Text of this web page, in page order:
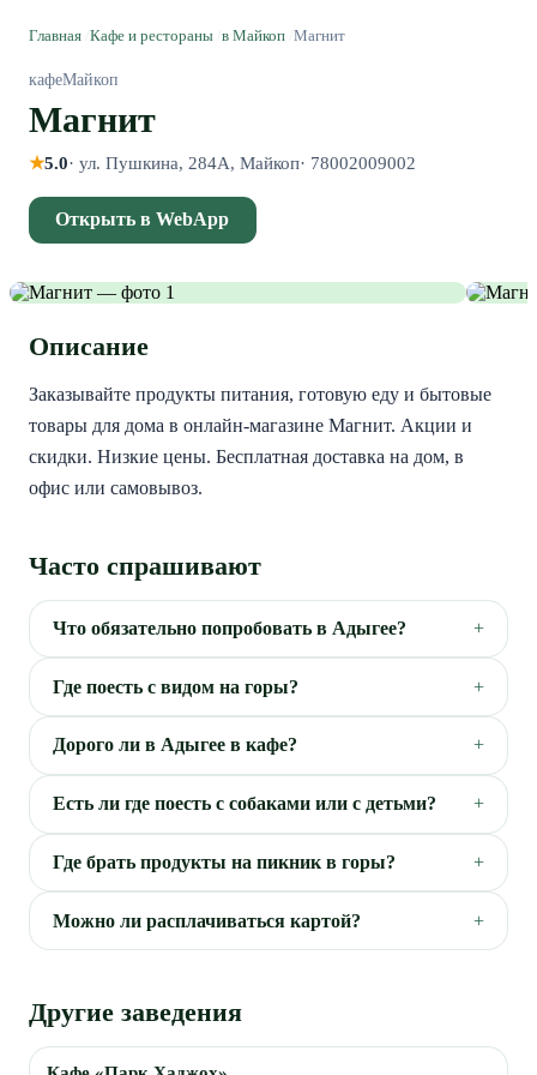
Главная Кафе и рестораны в Майкоп Магнит
кафеМайкоп
Магнит
★5.0· ул. Пушкина, 284А, Майкоп· 78002009002
Открыть в WebApp
Описание
Заказывайте продукты питания, готовую еду и бытовые
товары для дома в онлайн-магазине Магнит. Акции и
скидки. Низкие цены. Бесплатная доставка на дом, в
офис или самовывоз.
Часто спрашивают
Что обязательно попробовать в Адыгее?
Где поесть с видом на горы?
Дорого ли в Адыгее в кафе?
Есть ли где поесть с собаками или с детьми?
Где брать продукты на пикник в горы?
Можно ли расплачиваться картой?
Другие заведения